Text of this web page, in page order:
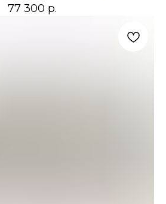
77 300 р.